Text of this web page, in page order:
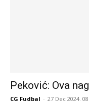
Peković: Ova
CG Fudbal - 27 Dec 2024.